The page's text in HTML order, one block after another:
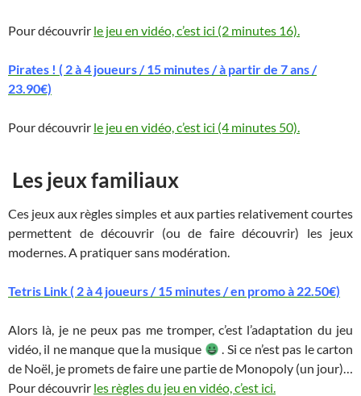
Pour découvrir le jeu en vidéo, c’est ici (2 minutes 16).
Pirates ! ( 2 à 4 joueurs / 15 minutes / à partir de 7 ans /
23.90€)
Pour découvrir le jeu en vidéo, c’est ici (4 minutes 50).
Les jeux familiaux
Ces jeux aux règles simples et aux parties relativement courtes
permettent de découvrir (ou de faire découvrir) les jeux
modernes. A pratiquer sans modération.
Tetris Link ( 2 à 4 joueurs / 15 minutes / en promo à 22.50€)
Alors là, je ne peux pas me tromper, c’est l’adaptation du jeu
vidéo, il ne manque que la musique
. Si ce n’est pas le carton
de Noël, je promets de faire une partie de Monopoly (un jour)…
Pour découvrir les règles du jeu en vidéo, c’est ici.